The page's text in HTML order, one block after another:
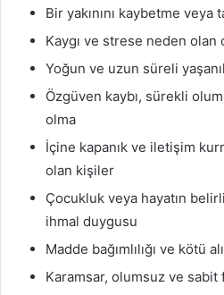
Bir yakınını kaybetme veya
Kaygı ve strese neden olan
Yoğun ve uzun süreli
Özgüven kaybı, sürekli
olma
İçine kapanık ve iletişim
olan kişiler
Çocukluk veya hayatın
ihmal duygusu
Madde bağımlılığı ve kötü
Karamsar, olumsuz ve